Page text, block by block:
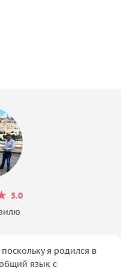
5.0
я родился в
язык с